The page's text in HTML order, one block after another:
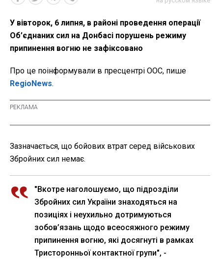
У вівторок, 6 липня, в районі проведення операції
Об’єднаних сил на Донбасі порушень режиму
припинення вогню не зафіксовано
Про це поінформували в пресцентрі ООС, пише
RegioNews.
Зазначається, що бойових втрат серед військових
Збройних сил немає.
"Вкотре наголошуємо, що підрозділи
Збройних сил України знаходяться на
позиціях і неухильно дотримуються
зобов’язань щодо всеосяжного режиму
припинення вогню, які досягнуті в рамках
Тристоронньої контактної групи", -